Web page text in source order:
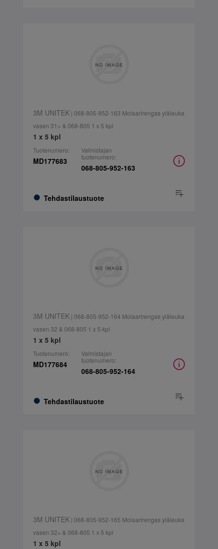
3M UNITEK| 068-805-952-163 Molaarirengas yläleuka
vasen 31+ & 068-805 1 x 5 kpl
1 x 5 kpl
Tuotenumero:
MD177683
Tehdastilaustuote
Valmistajan
tuotenumero:
068-805-952-163
3M UNITEK| 068-805-952-164 Molaarirengas yläleuka
vasen 32 & 068-805 1 x 5 kpl
1 x 5 kpl
Tuotenumero:
MD177684
Tehdastilaustuote
Valmistajan
tuotenumero:
068-805-952-164
3M UNITEK| 068-805-952-165 Molaarirengas yläleuka
vasen 32+ & 068-805 1 x 5 kpl
1 x 5 kpl